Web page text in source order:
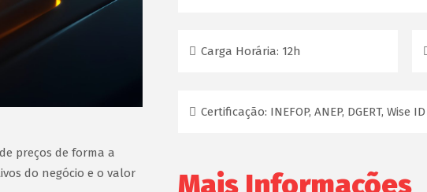
preços de forma a
do negócio e o valor
Carga Horária: 12h
Certificação: INEFOP, ANEP, DGERT, Wise ID
Mais Informações